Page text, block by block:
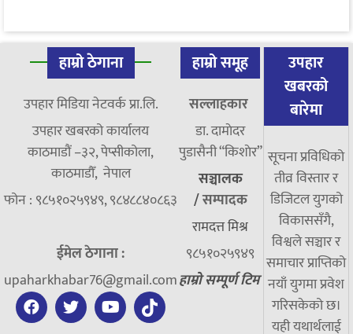
हाम्रो ठेगाना
उपहार मिडिया नेटवर्क प्रा.लि.
उपहार खबरको कार्यालय
काठमाडौं –३२, पेप्सीकोला,
काठमाडौँ, नेपाल
फोन : ९८५१०२५९४९, ९८४८८४०८६३
ईमेल ठेगाना :
upaharkhabar76@gmail.com
हाम्रो समूह
सल्लाहकार
डा. दामाेदर
पुडासैनी “किशाेर”
सञ्चालक
/सम्पादक
रामदत्त मिश्र
९८५१०२५९४९
हाम्रो सम्पूर्ण टिम
उपहार
खबरको
बारेमा
सूचना प्रविधिको
तीव्र विस्तार र
डिजिटल युगको
विकाससँगै,
विश्वले सञ्चार र
समाचार प्राप्तिको
नयाँ युगमा प्रवेश
गरिसकेको छ।
यही यथार्थलाई